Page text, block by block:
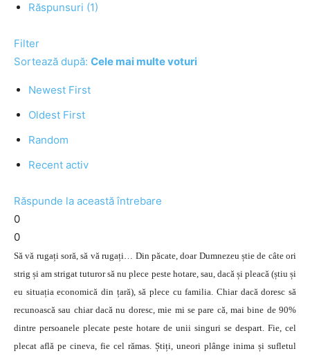
Răspunsuri (1)
Filter
Sortează după: Cele mai multe voturi
Newest First
Oldest First
Random
Recent activ
Răspunde la această întrebare
0
0
Să vă rugați soră, să vă rugați… Din păcate, doar Dumnezeu știe de câte ori
strig și am strigat tuturor să nu plece peste hotare, sau, dacă și pleacă (știu și
eu situația economică din țară), să plece cu familia. Chiar dacă doresc să
recunoască sau chiar dacă nu doresc, mie mi se pare că, mai bine de 90%
dintre persoanele plecate peste hotare de unii singuri se despart. Fie, cel
plecat află pe cineva, fie cel rămas. Știți, uneori plânge inima și sufletul